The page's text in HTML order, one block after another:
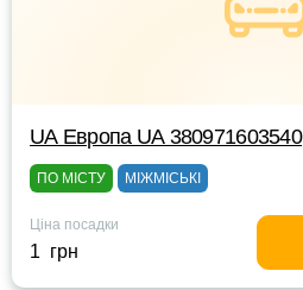
UА Европа UА 380971603540
ПО МІСТУ МІЖМІСЬКІ
Ціна посадки
1 грн